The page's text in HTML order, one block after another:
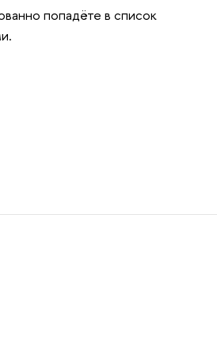
попадёте в список